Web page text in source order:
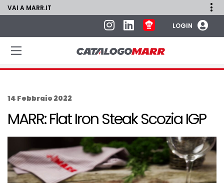
VAI A MARR.IT
LOGIN
14 Febbraio 2022
MARR: Flat Iron Steak Scozia IGP